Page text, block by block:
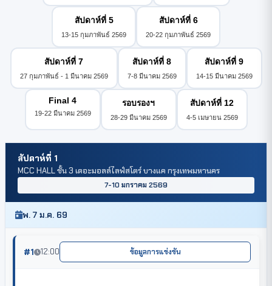
สัปดาห์ที่ 5
13-15 กุมภาพันธ์ 2569
สัปดาห์ที่ 6
20-22 กุมภาพันธ์ 2569
สัปดาห์ที่ 7
27 กุมภาพันธ์ - 1 มีนาคม 2569
สัปดาห์ที่ 8
7-8 มีนาคม 2569
สัปดาห์ที่ 9
14-15 มีนาคม 2569
Final 4
19-22 มีนาคม 2569
รอบรองฯ
28-29 มีนาคม 2569
สัปดาห์ที่ 12
4-5 เมษายน 2569
สัปดาห์ที่ 1
MCC HALL ชั้น 3 เดอะมอลล์ไลฟ์สโตร์ บางแค กรุงเทพมหานคร
7-10 มกราคม 2569
พ. 7 ม.ค. 69
#1 12:00 ข้อมูลการแข่งขัน